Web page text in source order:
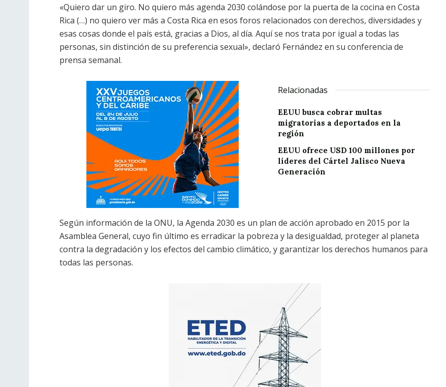
«Quiero dar un giro. No quiero más agenda 2030 colándose por la puerta de la cocina en Costa
Rica (…) no quiero ver más a Costa Rica en esos foros relacionados con derechos, diversidades y
esas cosas donde el país está, gracias a Dios, al día. Aquí se nos trata por igual a todas las
personas, sin distinción de su preferencia sexual», declaró Fernández en su conferencia de
prensa semanal.
Relacionadas
EEUU busca cobrar multas
migratorias a deportados en la
región
EEUU ofrece USD 100 millones por
líderes del Cártel Jalisco Nueva
Generación
Según información de la ONU, la Agenda 2030 es un plan de acción aprobado en 2015 por la
Asamblea General, cuyo fin último es erradicar la pobreza y la desigualdad, proteger al planeta
contra la degradación y los efectos del cambio climático, y garantizar los derechos humanos para
todas las personas.